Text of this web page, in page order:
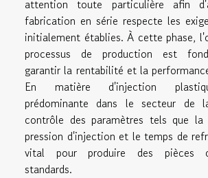
attention toute particulière afin
fabrication en série respecte les
initialement établies. À cette phase,
processus de production est
garantir la rentabilité et la
En matière d'injection
prédominante dans le secteur de
contrôle des paramètres tels que la
pression d'injection et le temps de
vital pour produire des pièces
standards.